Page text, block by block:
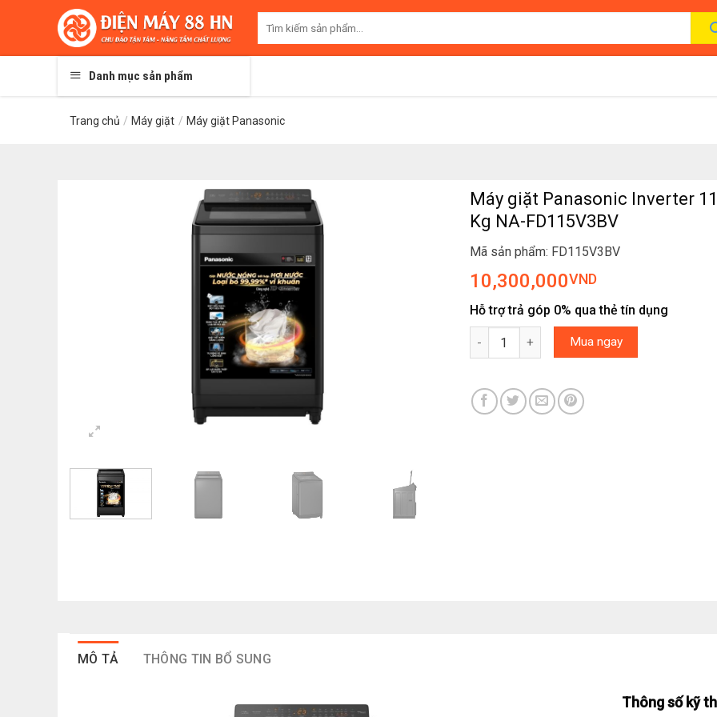
kiếm:
Danh mục sản phẩm
Trang chủ / Máy giặt / Máy giặt Panasonic
Máy giặt Panasonic Inverter
Kg NA-FD115V3BV
Mã sản phẩm: FD115V3BV
10,300,000VND
Hỗ trợ trả góp 0% qua thẻ tín dụng
Máy giặt Panasonic Inverter 11.5 Kg NA-
Mua ngay
MÔ TẢ THÔNG TIN BỔ SUNG
Thông số kỹ